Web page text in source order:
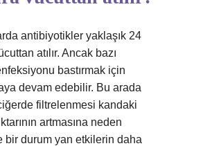
antibiyotikler yaklaşık 24
atılır. Ancak bazı
bastırmak için
devam edebilir. Bu arada
filtrelenmesi kandaki
artmasına neden
bir durum yan etkilerin daha